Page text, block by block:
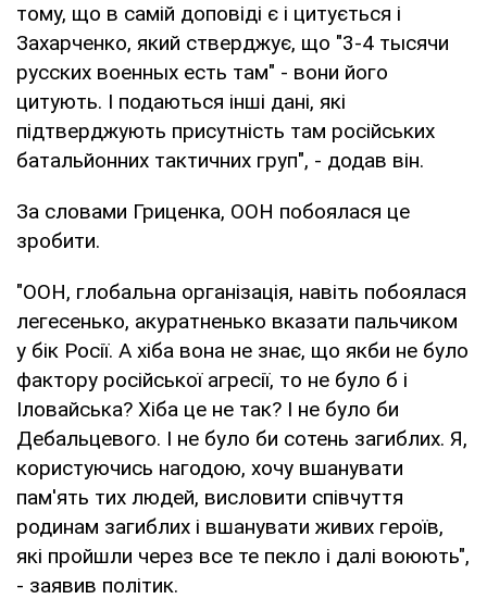
тому, що в самій доповіді є і цитується і
Захарченко, який стверджує, що "3-4 тысячи
русских военных есть там" - вони його
цитують. І подаються інші дані, які
підтверджують присутність там російських
батальйонних тактичних груп", - додав він.
За словами Гриценка, ООН побоялася це
зробити.
"ООН, глобальна організація, навіть побоялася
легесенько, акуратненько вказати пальчиком
у бік Росії. А хіба вона не знає, що якби не було
фактору російської агресії, то не було б і
Іловайська? Хіба це не так? І не було би
Дебальцевого. І не було би сотень загиблих. Я,
користуючись нагодою, хочу вшанувати
пам'ять тих людей, висловити співчуття
родинам загиблих і вшанувати живих героїв,
які пройшли через все те пекло і далі воюють",
- заявив політик.